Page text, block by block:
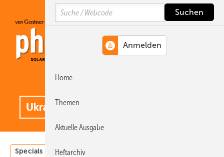
Hauptinhalt
Hauptmenü
SiteSearch
Specials Einstrahlungsatlas
Search
Home
Themen
Aktuelle Ausgabe
Heftarchiv